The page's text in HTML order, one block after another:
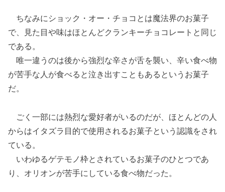
ちなみにショック・オー・チョコとは魔法界のお菓子
で、見た目や味はほとんどクランキーチョコレートと同じ
である。
唯一違うのは後から強烈な辛さが舌を襲い、辛い食べ物
が苦手な人が食べると泣き出すこともあるというお菓子
だ。
ごく一部には熱烈な愛好者がいるのだが、ほとんどの人
からはイタズラ目的で使用されるお菓子という認識をされ
ている。
いわゆるゲテモノ枠とされているお菓子のひとつであ
り、オリオンが苦手にしている食べ物だった。